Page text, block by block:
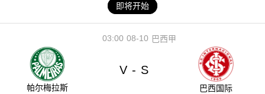
即将开始
08-10
03:00 巴西甲
帕尔梅拉斯
V - S
巴西国际